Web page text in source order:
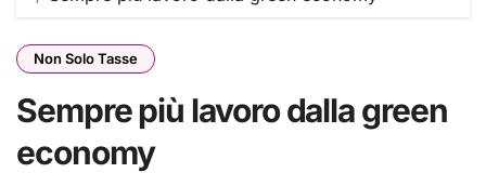
Non Solo Tasse
Sempre più lavoro dalla green
economy